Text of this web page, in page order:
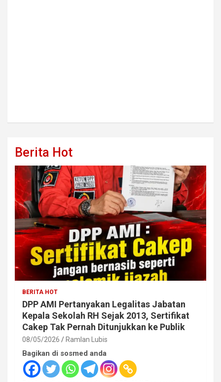
Berita Hot
BERITA HOT
DPP AMI Pertanyakan Legalitas Jabatan
Kepala Sekolah RH Sejak 2013, Sertifikat
Cakep Tak Pernah Ditunjukkan ke Publik
08/05/2026 Ramlan Lubis
Bagikan di sosmed anda